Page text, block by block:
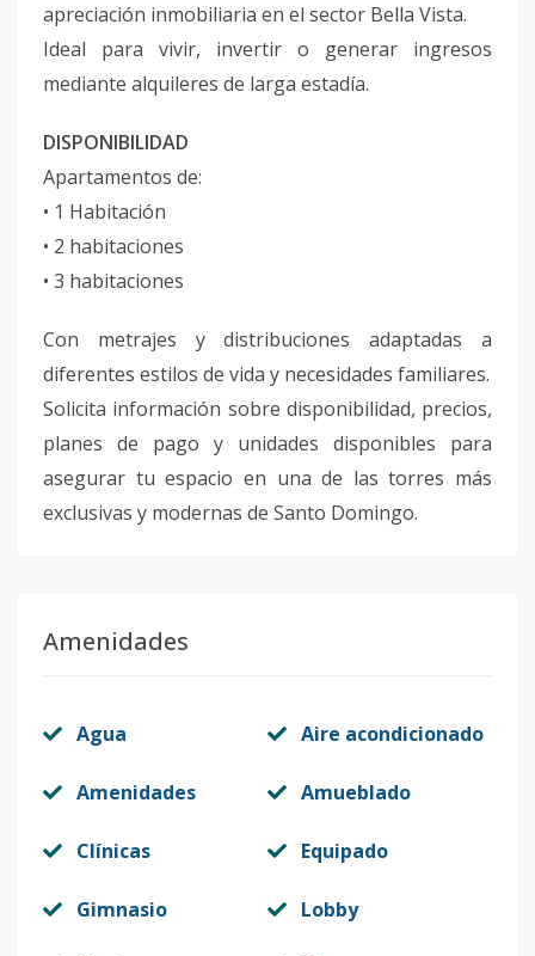
apreciación inmobiliaria en el sector Bella Vista.
Ideal para vivir, invertir o generar ingresos
mediante alquileres de larga estadía.
DISPONIBILIDAD
Apartamentos de:
• 1 Habitación
• 2 habitaciones
• 3 habitaciones
Con metrajes y distribuciones adaptadas a
diferentes estilos de vida y necesidades familiares.
Solicita información sobre disponibilidad, precios,
planes de pago y unidades disponibles para
asegurar tu espacio en una de las torres más
exclusivas y modernas de Santo Domingo.
Amenidades
Agua Aire acondicionado
Amenidades Amueblado
Clínicas Equipado
Gimnasio Lobby